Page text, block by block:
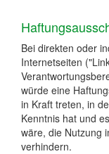
Bei direkten oder
Internetseiten
würde eine
in Kraft treten, in
Kenntnis hat und
wäre, die Nutzung
verhindern.